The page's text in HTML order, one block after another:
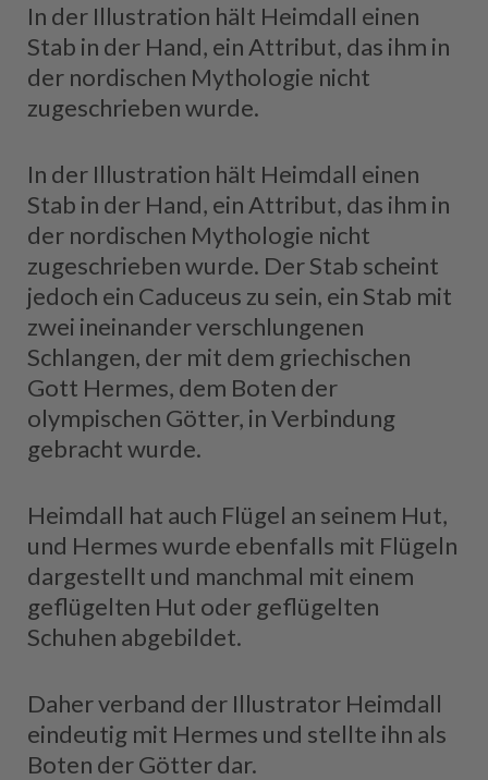
In der Illustration hält Heimdall einen
Stab in der Hand, ein Attribut, das ihm in
der nordischen Mythologie nicht
zugeschrieben wurde.
In der Illustration hält Heimdall einen
Stab in der Hand, ein Attribut, das ihm in
der nordischen Mythologie nicht
zugeschrieben wurde. Der Stab scheint
jedoch ein Caduceus zu sein, ein Stab mit
zwei ineinander verschlungenen
Schlangen, der mit dem griechischen
Gott Hermes, dem Boten der
olympischen Götter, in Verbindung
gebracht wurde.
Heimdall hat auch Flügel an seinem Hut,
und Hermes wurde ebenfalls mit Flügeln
dargestellt und manchmal mit einem
geflügelten Hut oder geflügelten
Schuhen abgebildet.
Daher verband der Illustrator Heimdall
eindeutig mit Hermes und stellte ihn als
Boten der Götter dar.